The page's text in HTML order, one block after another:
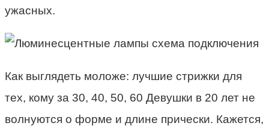
ужасных.
Как выглядеть моложе: лучшие стрижки для
тех, кому за 30, 40, 50, 60 Девушки в 20 лет не
волнуются о форме и длине прически. Кажется,